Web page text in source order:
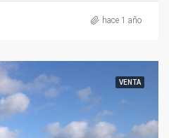
hace 1 año
VENTA